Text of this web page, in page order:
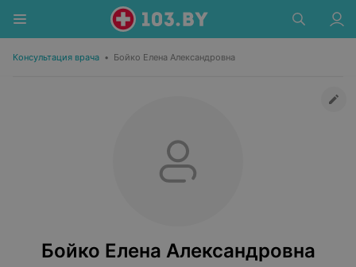
Консультация врача • Бойко Елена Александровна
Бойко Елена Александровна